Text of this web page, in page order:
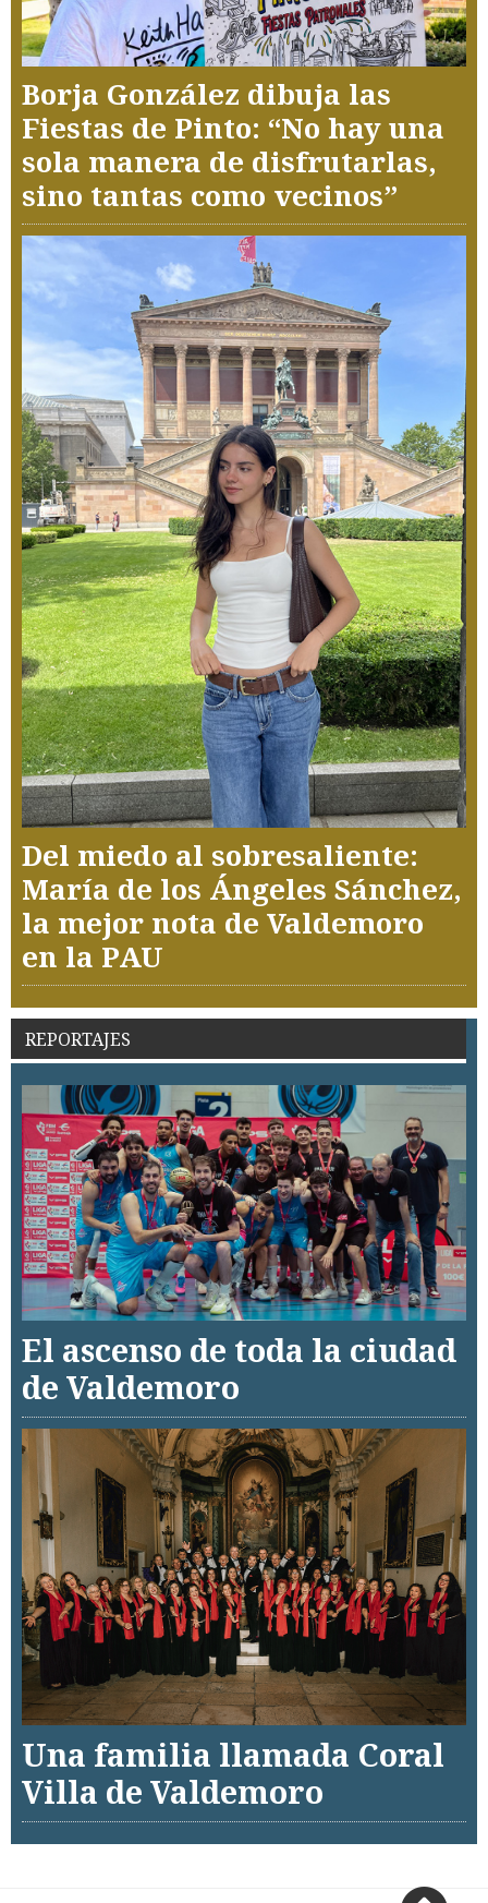
Borja González dibuja las
Fiestas de Pinto: “No hay una
sola manera de disfrutarlas,
sino tantas como vecinos”
Del miedo al sobresaliente:
María de los Ángeles Sánchez,
la mejor nota de Valdemoro
en la PAU
REPORTAJES
El ascenso de toda la ciudad
de Valdemoro
Una familia llamada Coral
Villa de Valdemoro